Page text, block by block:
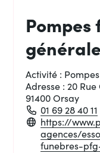
Pompes
Activité :
Adresse : 20
91400 Orsay
01 69 28 40 11
https://
agences/
funebres-